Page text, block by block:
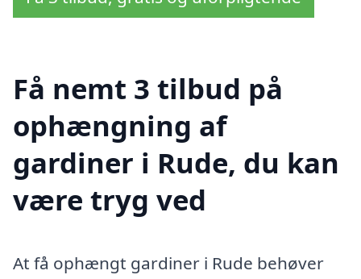
Få nemt 3 tilbud på
ophængning af
gardiner i Rude, du kan
være tryg ved
At få ophængt gardiner i Rude behøver